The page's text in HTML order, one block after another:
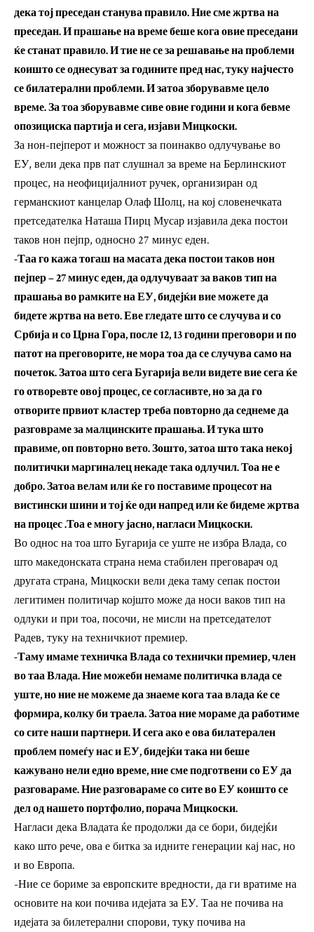
дека тој преседан станува правило. Ние сме жртва на
преседан. И прашање на време беше кога овие преседани
ќе станат правило. И тие не се за решавање на проблеми
коишто се однесуват за годините пред нас, туку најчесто
се билатерални проблеми. И затоа зборувавме цело
време. За тоа зборувавме сиве овие години и кога бевме
опозициска партија и сега, изјави Мицкоски.
За нон-пејперот и можност за поинакво одлучување во
ЕУ, вели дека прв пат слушнал за време на Берлинскиот
процес, на неофицијалниот ручек, организиран од
германскиот канцелар Олаф Шолц, на кој словенечката
претседателка Наташа Пирц Мусар изјавила дека постои
таков нон пејпр, односно 27 минус еден.
-Таа го кажа тогаш на масата дека постои таков нон
пејпер – 27 минус еден, да одлучуваат за ваков тип на
прашања во рамките на ЕУ, бидејќи вие можете да
бидете жртва на вето. Еве гледате што се случува и со
Србија и со Црна Гора, после 12, 13 години преговори и по
патот на преговорите, не мора тоа да се случува само на
почеток. Затоа што сега Бугарија вели видете вие сега ќе
го отворeвте овој процес, се согласивте, но за да го
отворите првиот кластер треба повторно да седнеме да
разговраме за малцинските прашања. И тука што
правиме, оп повторно вето. Зошто, затоа што така некој
политички маргиналец некаде така одлучил. Тоа не е
добро. Затоа велам или ќе го поставиме процесот на
вистински шини и тој ќе оди напред или ќе бидеме жртва
на процес .Тоа е многу јасно, нагласи Мицкоски.
Во однос на тоа што Бугарија се уште не избра Влада, со
што македонската страна нема стабилен преговарач од
другата страна, Мицкоски вели дека таму сепак постои
легитимен политичар којшто може да носи ваков тип на
одлуки и при тоа, посочи, не мисли на претседателот
Радев, туку на техничкиот премиер.
-Таму имаме техничка Влада со технички премиер, член
во таа Влада. Ние можеби немаме политичка влада се
уште, но ние не можеме да знаеме кога таа влада ќе се
формира, колку би траела. Затоа ние мораме да работиме
со сите наши партнери. И сега ако е ова билатерален
проблем помеѓу нас и ЕУ, бидејќи така ни беше
кажувано нели едно време, ние сме подготвени со ЕУ да
разговараме. Ние разговараме со сите во ЕУ коишто се
дел од нашето портфолио, порача Мицкоски.
Нагласи дека Владата ќе продолжи да се бори, бидејќи
како што рече, ова е битка за идните генерации кај нас, но
и во Европа.
-Ние се бориме за европските вредности, да ги вратиме на
основите на кои почива идејата за ЕУ. Таа не почива на
идејата за билетерални спорови, туку почива на